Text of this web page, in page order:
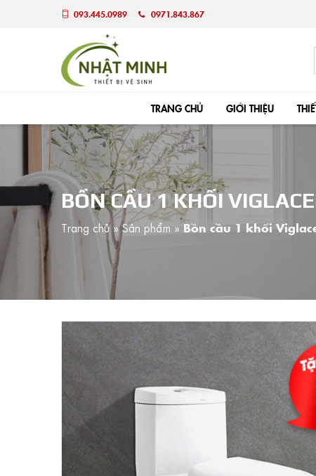
093.445.0989 0971.843.867
TRANG CHỦ GIỚI THIỆU
BỒN CẦU 1 KHỐI
Trang chủ»Sản phẩm »Bồn cầu 1 khối